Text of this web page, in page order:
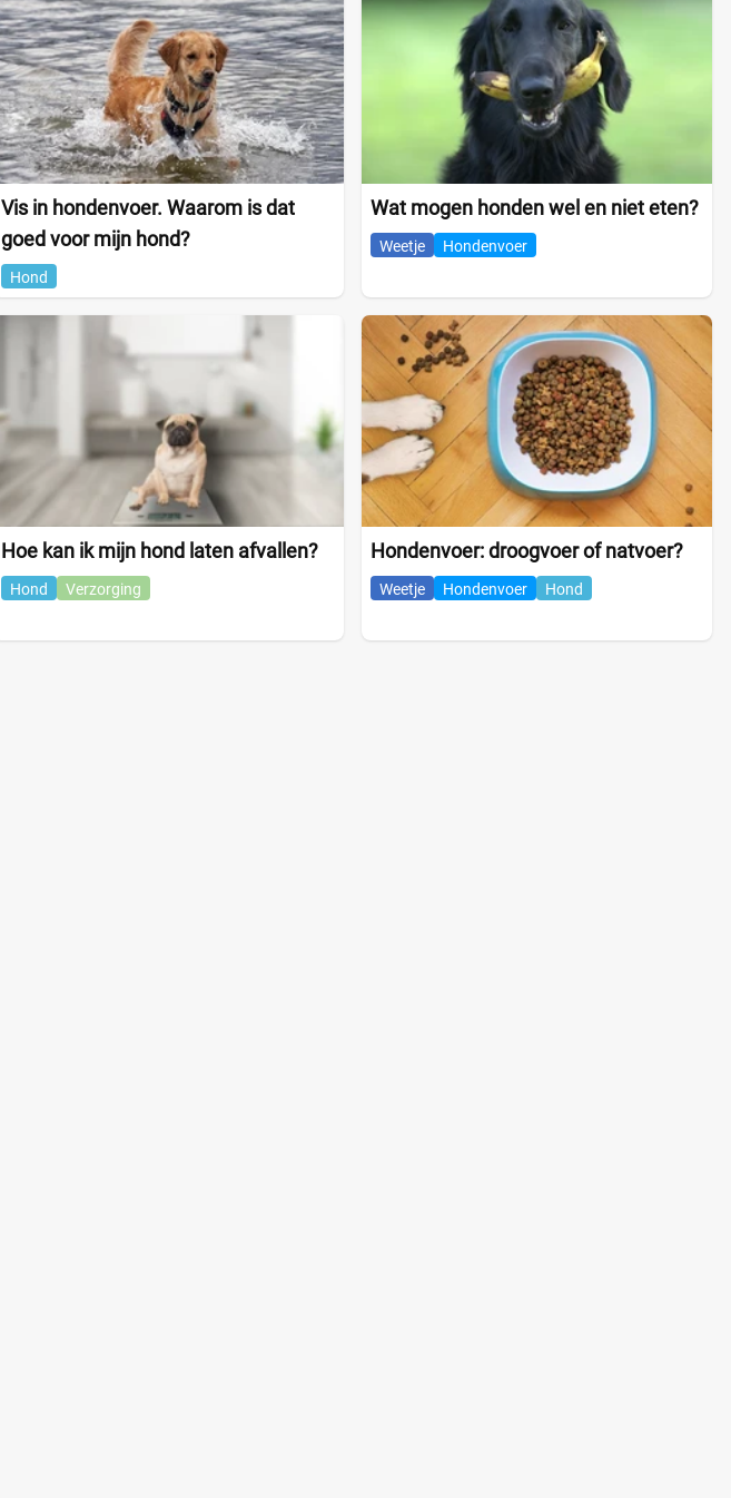
Vis in hondenvoer. Waarom is dat
goed voor mijn hond?
Hond
Wat mogen honden wel en niet eten?
Weetje Hondenvoer
Hoe kan ik mijn hond laten afvallen?
Hond Verzorging
Hondenvoer: droogvoer of natvoer?
Weetje Hondenvoer Hond